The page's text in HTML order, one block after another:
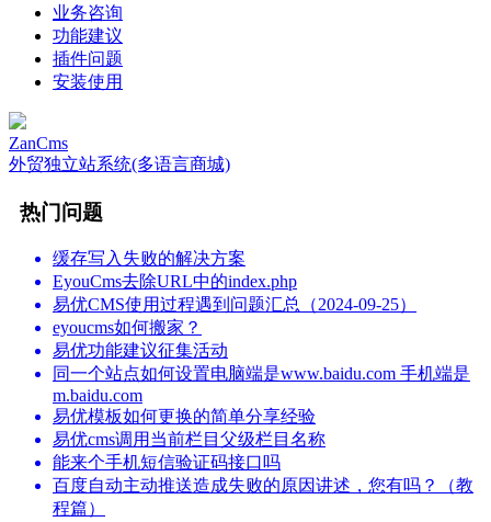
业务咨询
功能建议
插件问题
安装使用
ZanCms
外贸独立站系统(多语言商城)
热门问题
缓存写入失败的解决方案
EyouCms去除URL中的index.php
易优CMS使用过程遇到问题汇总（2024-09-25）
eyoucms如何搬家？
易优功能建议征集活动
同一个站点如何设置电脑端是www.baidu.com 手机端是
m.baidu.com
易优模板如何更换的简单分享经验
易优cms调用当前栏目父级栏目名称
能来个手机短信验证码接口吗
百度自动主动推送造成失败的原因讲述，您有吗？（教
程篇）